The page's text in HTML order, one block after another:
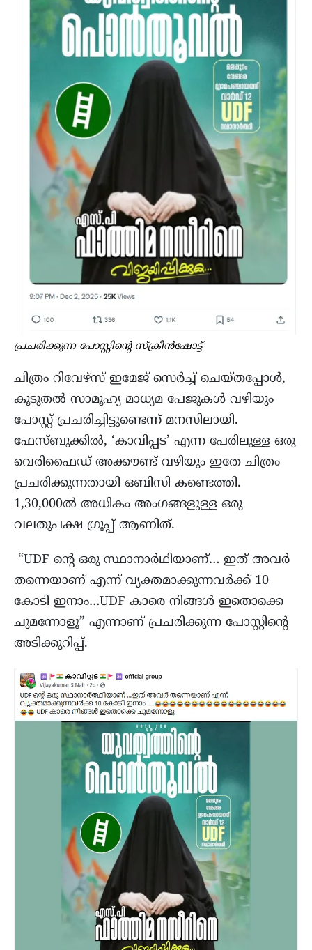
പ്രചരിക്കുന്ന പോസ്റ്റിന്റെ സ്ക്രീൻഷോട്ട്
ചിത്രം റിവേഴ്‌സ് ഇമേജ് സെർച്ച് ചെയ്തപ്പോൾ,
കൂടുതൽ സാമൂഹ്യ മാധ്യമ പേജുകൾ വഴിയും
പോസ്റ്റ് പ്രചരിച്ചിട്ടുണ്ടെന്ന് മനസിലായി.
ഫേസ്ബുക്കിൽ, ‘കാവിപ്പട’ എന്ന പേരിലുള്ള ഒരു
വെരിഫൈഡ് അക്കൗണ്ട് വഴിയും ഇതേ ചിത്രം
പ്രചരിക്കുന്നതായി ഒബിസി കണ്ടെത്തി.
1,30,000ൽ അധികം അംഗങ്ങളുള്ള ഒരു
വലതുപക്ഷ ഗ്രൂപ്പ് ആണിത്.
“UDF ൻ്റെ ഒരു സ്ഥാനാർഥിയാണ്… ഇത് അവർ
തന്നെയാണ് എന്ന് വ്യക്തമാക്കുന്നവർക്ക് 10
കോടി ഇനാം…UDF കാരെ നിങ്ങൾ ഇതൊക്കെ
ചുമന്നോളൂ” എന്നാണ് പ്രചരിക്കുന്ന പോസ്റ്റിന്റെ
അടിക്കുറിപ്പ്.